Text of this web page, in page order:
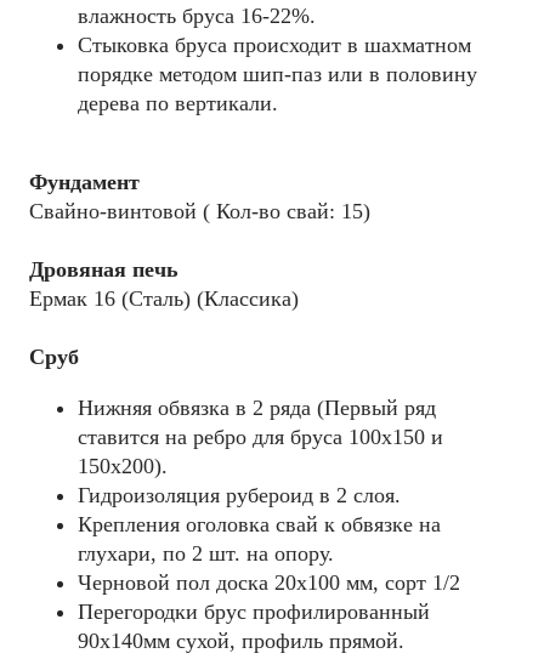
влажность бруса 16-22%.
Стыковка бруса происходит в шахматном
порядке методом шип-паз или в половину
дерева по вертикали.
Фундамент
Свайно-винтовой ( Кол-во свай: 15)
Дровяная печь
Ермак 16 (Сталь) (Классика)
Сруб
Нижняя обвязка в 2 ряда (Первый ряд
ставится на ребро для бруса 100х150 и
150х200).
Гидроизоляция рубероид в 2 слоя.
Крепления оголовка свай к обвязке на
глухари, по 2 шт. на опору.
Черновой пол доска 20х100 мм, сорт 1/2
Перегородки брус профилированный
90х140мм сухой, профиль прямой.